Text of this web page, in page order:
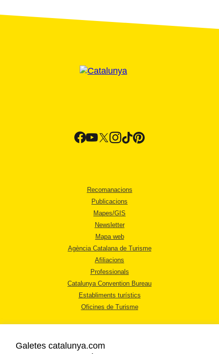
Recomanacions
Publicacions
Mapes/GIS
Newsletter
Mapa web
Agència Catalana de Turisme
Afiliacions
Professionals
Catalunya Convention Bureau
Establiments turístics
Oficines de Turisme
Galetes catalunya.com